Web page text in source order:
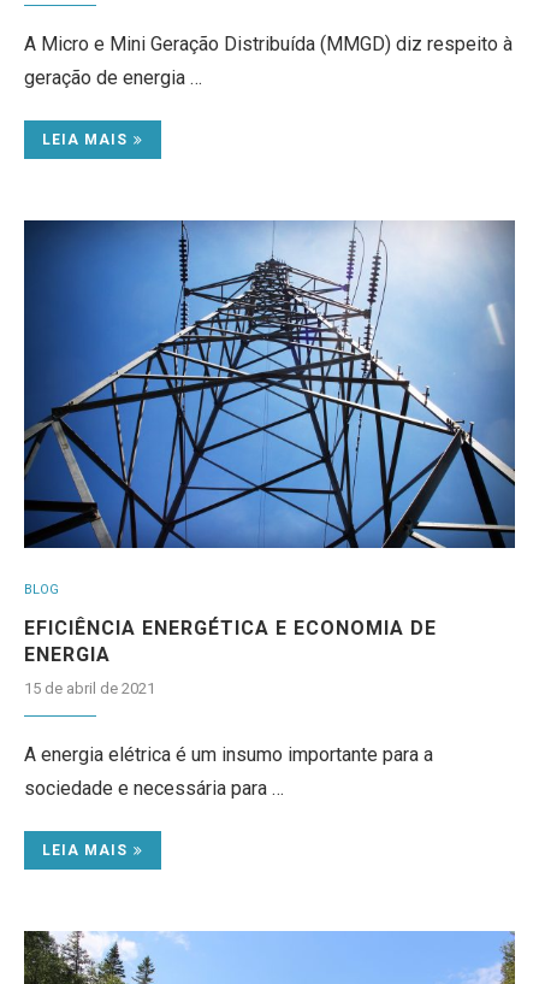
A Micro e Mini Geração Distribuída (MMGD) diz respeito à
geração de energia …
LEIA MAIS
BLOG
EFICIÊNCIA ENERGÉTICA E ECONOMIA DE
ENERGIA
15 de abril de 2021
A energia elétrica é um insumo importante para a
sociedade e necessária para …
LEIA MAIS